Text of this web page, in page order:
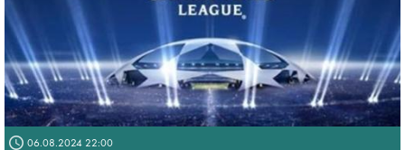
06.08.2024 22:00